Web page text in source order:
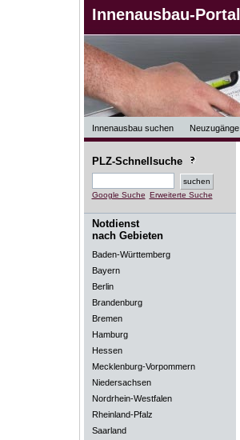
Innenausbau-Portal
Innenausbau suchen Neuzugänge
PLZ-Schnellsuche
Google Suche Erweiterte Suche
Notdienst
nach Gebieten
Baden-Württemberg
Bayern
Berlin
Brandenburg
Bremen
Hamburg
Hessen
Mecklenburg-Vorpommern
Niedersachsen
Nordrhein-Westfalen
Rheinland-Pfalz
Saarland